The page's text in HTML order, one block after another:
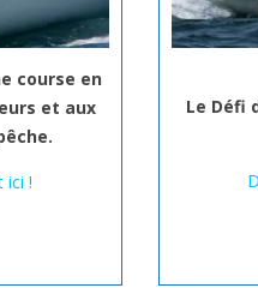
course en
et aux
ici !
Le Défi